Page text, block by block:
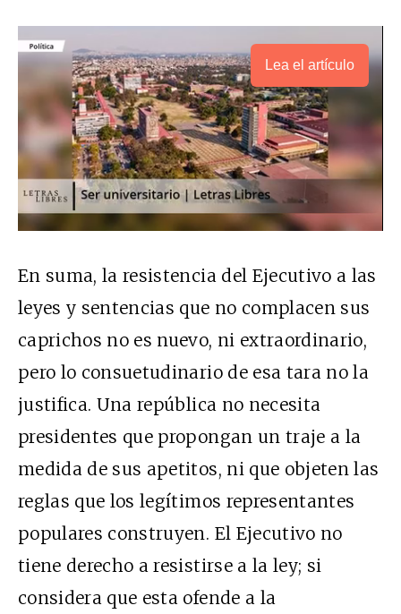
Lea el artículo
En suma, la resistencia del Ejecutivo a las
leyes y sentencias que no complacen sus
caprichos no es nuevo, ni extraordinario,
pero lo consuetudinario de esa tara no la
justifica. Una república no necesita
presidentes que propongan un traje a la
medida de sus apetitos, ni que objeten las
reglas que los legítimos representantes
populares construyen. El Ejecutivo no
tiene derecho a resistirse a la ley; si
considera que esta ofende a la